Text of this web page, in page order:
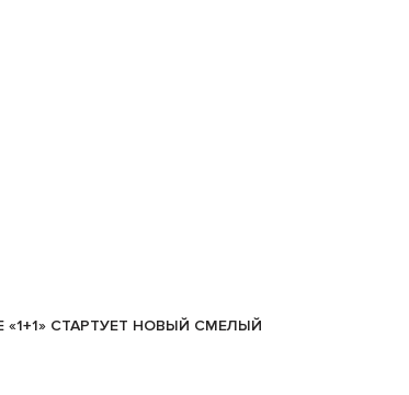
«1+1» СТАРТУЕТ НОВЫЙ СМЕЛЫЙ